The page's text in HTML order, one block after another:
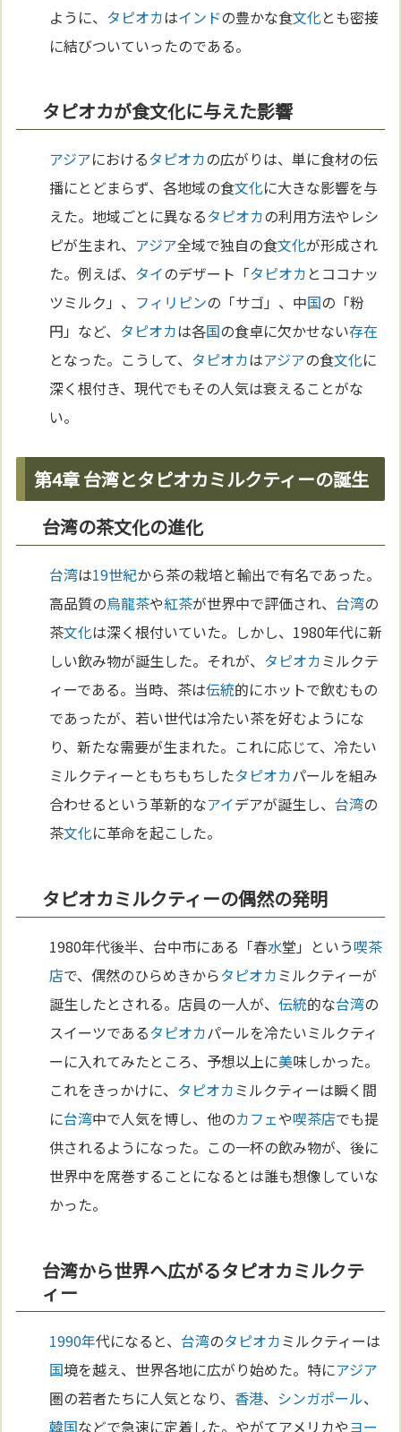
ように、 タピオカはインドの豊かな食文化とも密接
に結びついていったのである。
タピオカが食文化に与えた影響
アジアにおけるタピオカの広がりは、単に食材の伝
播にとどまらず、各地域の食文化に大きな影響を与
えた。地域ごとに異なるタピオカの利用方法やレシ
ピが生まれ、 アジア全域で独自の食文化が形成され
た。例えば、 タイのデザート「タピオカ とココナッ
ツミルク」、 フィリピンの「サゴ」、中国の「粉
円」など、 タピオカは各国の食卓に欠かせない存在
となった。こうして、 タピオカはアジアの食文化に
深く根付き、現代でもその人気は衰えることがな
い。
第4章 台湾とタピオカミルクティーの誕生
台湾の茶文化の進化
台湾は19世紀から茶の栽培と輸出で有名であった。
高品質の烏龍茶や紅茶が世界中で評価され、台湾の
茶文化は深く根付いていた。しかし、1980年代に新
しい飲み物が誕生した。それが、 タピオカミルクテ
ィーである。当時、茶は伝統的にホットで飲むもの
であったが、若い世代は冷たい茶を好むようにな
り、新たな需要が生まれた。これに応じて、冷たい
ミルクティーともちもちしたタピオカパールを組み
合わせるという革新的なアイデアが誕生し、台湾の
茶文化に革命を起こした。
タピオカミルクティーの偶然の発明
1980年代後半、台中市にある「春水堂」という喫茶
店で、偶然のひらめきからタピオカミルクティーが
誕生したとされる。店員の一人が、伝統的な台湾の
スイーツであるタピオカパールを冷たいミルクティ
ーに入れてみたところ、予想以上に美味しかった。
これをきっかけに、 タピオカミルクティーは瞬く間
に台湾中で人気を博し、他のカフェや喫茶店でも提
供されるようになった。この一杯の飲み物が、後に
世界中を席巻することになるとは誰も想像していな
かった。
台湾から世界へ広がるタピオカミルクテ
ィー
1990年代になると、台湾のタピオカミルクティーは
国境を越え、世界各地に広がり始めた。特にアジア
圏の若者たちに人気となり、 香港、 シンガポール、
韓国などで急速に定着した。やがてアメリカやヨー